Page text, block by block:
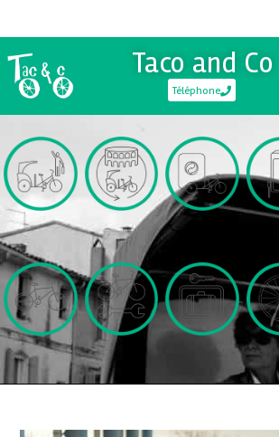
Taco and Co
Téléphone